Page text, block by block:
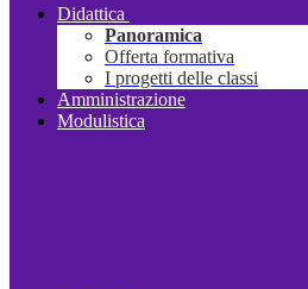
Didattica
Panoramica
Offerta formativa
I progetti delle classi
Amministrazione
Modulistica